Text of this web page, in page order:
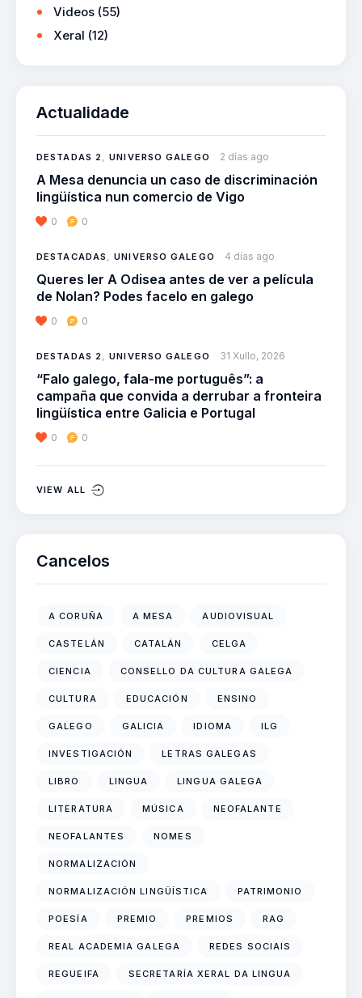
Videos (55)
Xeral (12)
Actualidade
DESTADAS 2,UNIVERSO GALEGO 2 días ago
A Mesa denuncia un caso de discriminación
lingüística nun comercio de Vigo
0 0
DESTACADAS ,UNIVERSO GALEGO 4 días ago
Queres ler A Odisea antes de ver a película
de Nolan? Podes facelo en galego
0 0
DESTADAS 2,UNIVERSO GALEGO 31 Xullo, 2026
“Falo galego, fala-me português”: a
campaña que convida a derrubar a fronteira
lingüística entre Galicia e Portugal
0 0
VIEW ALL
Cancelos
A CORUÑA A MESA AUDIOVISUAL
CASTELÁN CATALÁN CELGA
CIENCIA CONSELLO DA CULTURA GALEGA
CULTURA EDUCACIÓN ENSINO
GALEGO GALICIA IDIOMA ILG
INVESTIGACIÓN LETRAS GALEGAS
LIBRO LINGUA LINGUA GALEGA
LITERATURA MÚSICA NEOFALANTE
NEOFALANTES NOMES
NORMALIZACIÓN
NORMALIZACIÓN LINGÜÍSTICA PATRIMONIO
POESÍA PREMIO PREMIOS RAG
REAL ACADEMIA GALEGA REDES SOCIAIS
REGUEIFA SECRETARÍA XERAL DA LINGUA